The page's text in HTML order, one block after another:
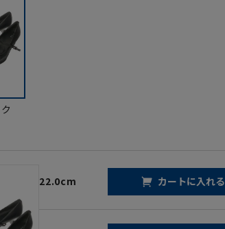
22.0cm カートに入れる